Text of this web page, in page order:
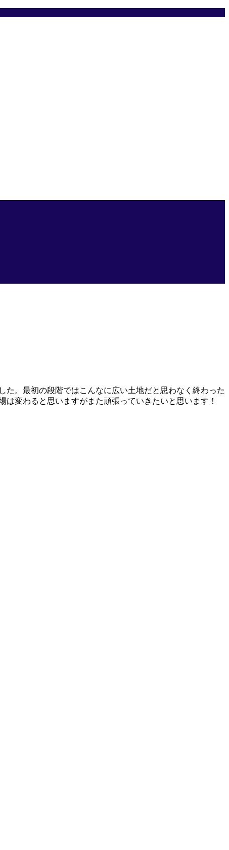
。最初の段階ではこんなに広い土地だと思わなく終わった
変わると思いますがまた頑張っていきたいと思います！